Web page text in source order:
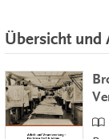
Übersicht und